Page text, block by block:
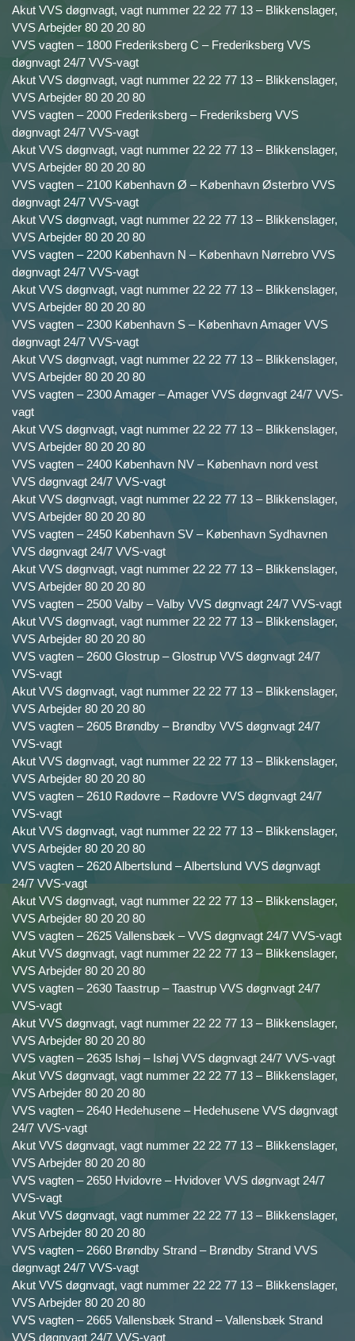
Akut VVS døgnvagt, vagt nummer 22 22 77 13 – Blikkenslager,
VVS Arbejder 80 20 20 80
VVS vagten – 1800 Frederiksberg C – Frederiksberg VVS
døgnvagt 24/7 VVS-vagt
Akut VVS døgnvagt, vagt nummer 22 22 77 13 – Blikkenslager,
VVS Arbejder 80 20 20 80
VVS vagten – 2000 Frederiksberg – Frederiksberg VVS
døgnvagt 24/7 VVS-vagt
Akut VVS døgnvagt, vagt nummer 22 22 77 13 – Blikkenslager,
VVS Arbejder 80 20 20 80
VVS vagten – 2100 København Ø – København Østerbro VVS
døgnvagt 24/7 VVS-vagt
Akut VVS døgnvagt, vagt nummer 22 22 77 13 – Blikkenslager,
VVS Arbejder 80 20 20 80
VVS vagten – 2200 København N – København Nørrebro VVS
døgnvagt 24/7 VVS-vagt
Akut VVS døgnvagt, vagt nummer 22 22 77 13 – Blikkenslager,
VVS Arbejder 80 20 20 80
VVS vagten – 2300 København S – København Amager VVS
døgnvagt 24/7 VVS-vagt
Akut VVS døgnvagt, vagt nummer 22 22 77 13 – Blikkenslager,
VVS Arbejder 80 20 20 80
VVS vagten – 2300 Amager – Amager VVS døgnvagt 24/7 VVS-
vagt
Akut VVS døgnvagt, vagt nummer 22 22 77 13 – Blikkenslager,
VVS Arbejder 80 20 20 80
VVS vagten – 2400 København NV – København nord vest
VVS døgnvagt 24/7 VVS-vagt
Akut VVS døgnvagt, vagt nummer 22 22 77 13 – Blikkenslager,
VVS Arbejder 80 20 20 80
VVS vagten – 2450 København SV – København Sydhavnen
VVS døgnvagt 24/7 VVS-vagt
Akut VVS døgnvagt, vagt nummer 22 22 77 13 – Blikkenslager,
VVS Arbejder 80 20 20 80
VVS vagten – 2500 Valby – Valby VVS døgnvagt 24/7 VVS-vagt
Akut VVS døgnvagt, vagt nummer 22 22 77 13 – Blikkenslager,
VVS Arbejder 80 20 20 80
VVS vagten – 2600 Glostrup – Glostrup VVS døgnvagt 24/7
VVS-vagt
Akut VVS døgnvagt, vagt nummer 22 22 77 13 – Blikkenslager,
VVS Arbejder 80 20 20 80
VVS vagten – 2605 Brøndby – Brøndby VVS døgnvagt 24/7
VVS-vagt
Akut VVS døgnvagt, vagt nummer 22 22 77 13 – Blikkenslager,
VVS Arbejder 80 20 20 80
VVS vagten – 2610 Rødovre – Rødovre VVS døgnvagt 24/7
VVS-vagt
Akut VVS døgnvagt, vagt nummer 22 22 77 13 – Blikkenslager,
VVS Arbejder 80 20 20 80
VVS vagten – 2620 Albertslund – Albertslund VVS døgnvagt
24/7 VVS-vagt
Akut VVS døgnvagt, vagt nummer 22 22 77 13 – Blikkenslager,
VVS Arbejder 80 20 20 80
VVS vagten – 2625 Vallensbæk – VVS døgnvagt 24/7 VVS-vagt
Akut VVS døgnvagt, vagt nummer 22 22 77 13 – Blikkenslager,
VVS Arbejder 80 20 20 80
VVS vagten – 2630 Taastrup – Taastrup VVS døgnvagt 24/7
VVS-vagt
Akut VVS døgnvagt, vagt nummer 22 22 77 13 – Blikkenslager,
VVS Arbejder 80 20 20 80
VVS vagten – 2635 Ishøj – Ishøj VVS døgnvagt 24/7 VVS-vagt
Akut VVS døgnvagt, vagt nummer 22 22 77 13 – Blikkenslager,
VVS Arbejder 80 20 20 80
VVS vagten – 2640 Hedehusene – Hedehusene VVS døgnvagt
24/7 VVS-vagt
Akut VVS døgnvagt, vagt nummer 22 22 77 13 – Blikkenslager,
VVS Arbejder 80 20 20 80
VVS vagten – 2650 Hvidovre – Hvidover VVS døgnvagt 24/7
VVS-vagt
Akut VVS døgnvagt, vagt nummer 22 22 77 13 – Blikkenslager,
VVS Arbejder 80 20 20 80
VVS vagten – 2660 Brøndby Strand – Brøndby Strand VVS
døgnvagt 24/7 VVS-vagt
Akut VVS døgnvagt, vagt nummer 22 22 77 13 – Blikkenslager,
VVS Arbejder 80 20 20 80
VVS vagten – 2665 Vallensbæk Strand – Vallensbæk Strand
VVS døgnvagt 24/7 VVS-vagt